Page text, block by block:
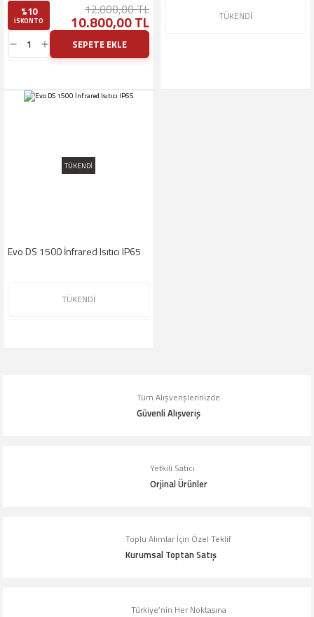
%10
ISKONTO
12.000,00 TL
10.800,00 TL
SEPETE EKLE
TÜKENDİ
TÜKENDİ
Evo DS 1500 İnfrared Isıtıcı IP65
TÜKENDİ
Tüm Alışverişlerinizde
Güvenli Alışveriş
Yetkili Satıcı
Orjinal Ürünler
Toplu Alımlar İçin Özel Teklif
Kurumsal Toptan Satış
Türkiye’nin Her Noktasına